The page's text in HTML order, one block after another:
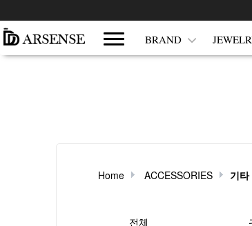
쇼핑몰 카테고리 BRAND
Home ACCESSORIES 기타
현재 상품 분류와 관련된 분류
전체